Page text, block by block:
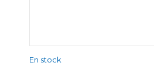
En stock